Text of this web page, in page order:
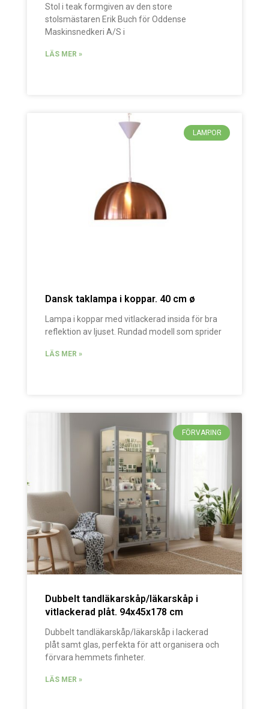
Stol i teak formgiven av den store
stolsmästaren Erik Buch för Oddense
Maskinsnedkeri A/S i
LÄS MER »
LAMPOR
Dansk taklampa i koppar. 40 cm ø
Lampa i koppar med vitlackerad insida för bra
reflektion av ljuset. Rundad modell som sprider
LÄS MER »
FÖRVARING
Dubbelt tandläkarskåp/läkarskåp i
vitlackerad plåt. 94x45x178 cm
Dubbelt tandläkarskåp/läkarskåp i lackerad
plåt samt glas, perfekta för att organisera och
förvara hemmets finheter.
LÄS MER »